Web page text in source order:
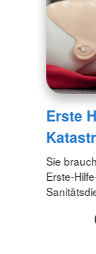
Erste
Sie
Erste-